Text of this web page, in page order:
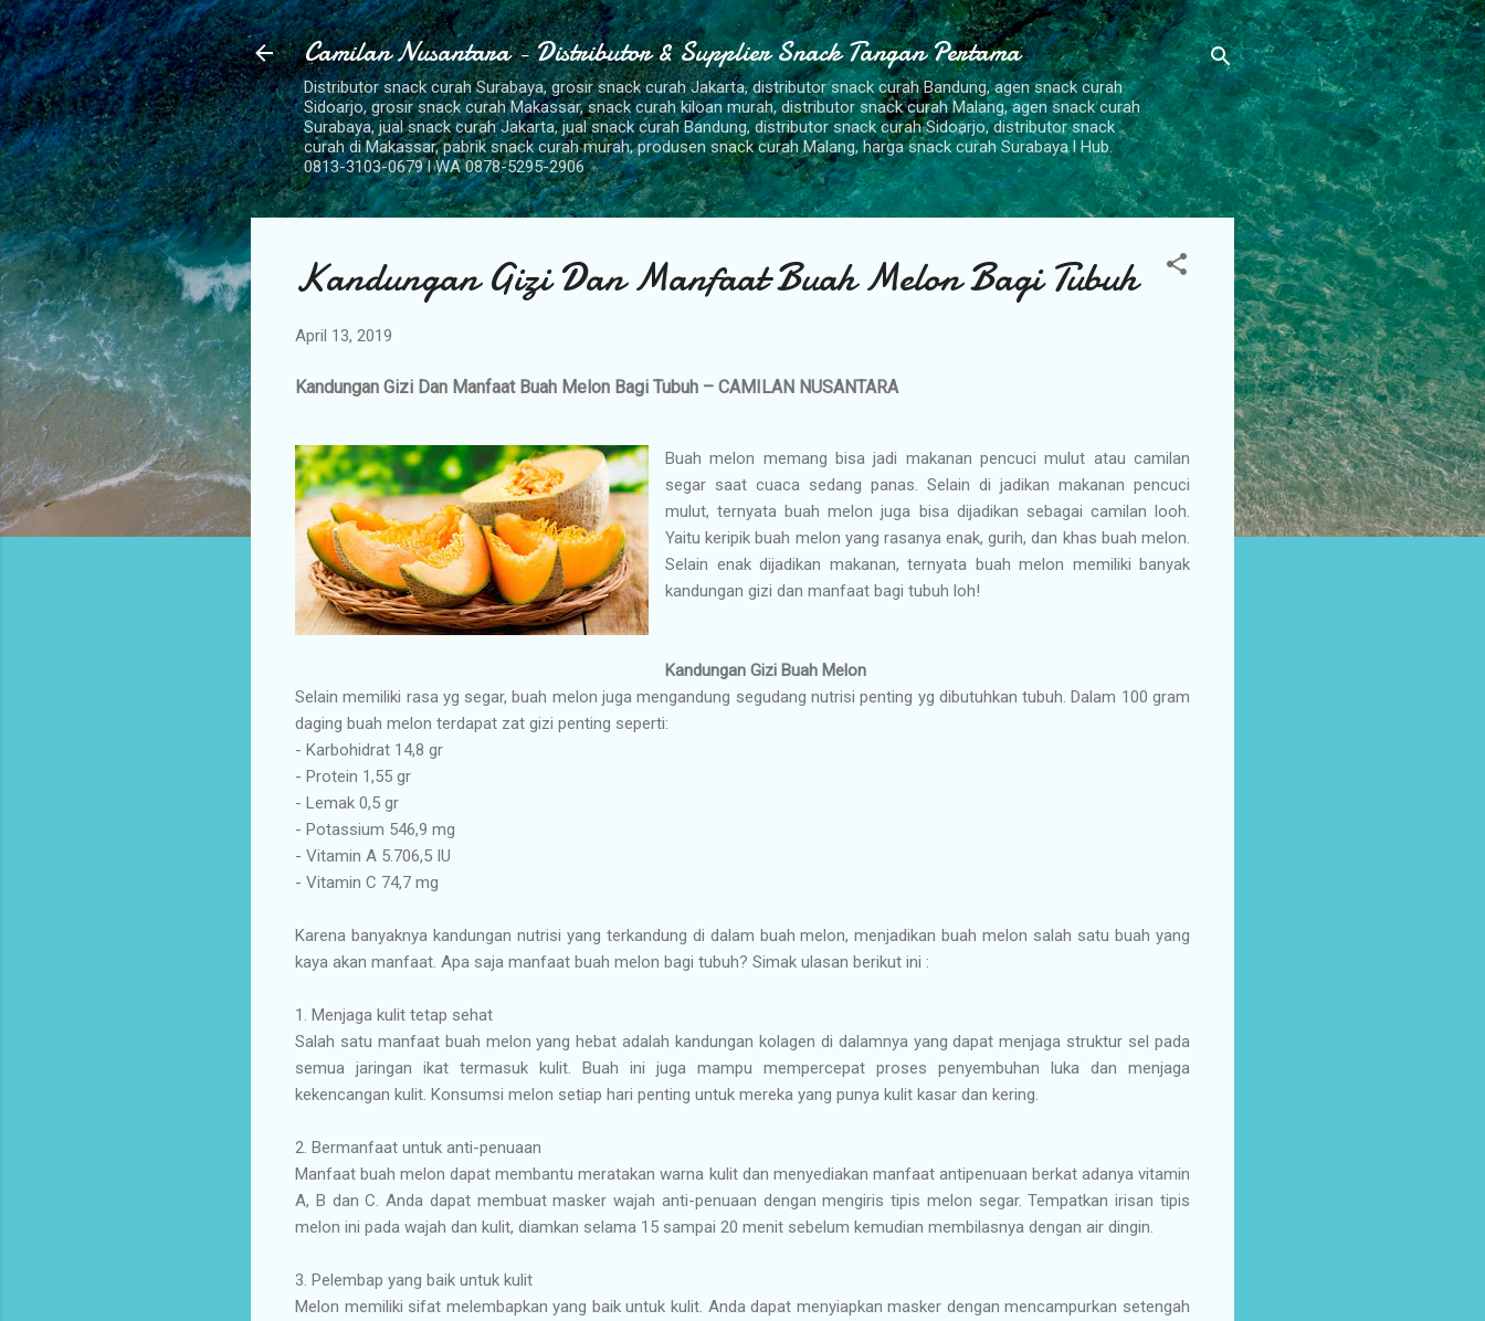
Langsung ke konten utama
Camilan Nusantara - Distributor & Supplier Snack Tangan Pertama
Distributor snack curah Surabaya, grosir snack curah Jakarta, distributor snack curah Bandung, agen snack curah
Sidoarjo, grosir snack curah Makassar, snack curah kiloan murah, distributor snack curah Malang, agen snack curah
Surabaya, jual snack curah Jakarta, jual snack curah Bandung, distributor snack curah Sidoarjo, distributor snack
curah di Makassar, pabrik snack curah murah, produsen snack curah Malang, harga snack curah Surabaya l Hub.
0813-3103-0679 l WA 0878-5295-2906
Kandungan Gizi Dan Manfaat Buah Melon Bagi Tubuh
April 13, 2019
Kandungan Gizi Dan Manfaat Buah Melon Bagi Tubuh – CAMILAN NUSANTARA
Buah melon memang bisa jadi makanan pencuci mulut atau camilan
segar saat cuaca sedang panas. Selain di jadikan makanan pencuci
mulut, ternyata buah melon juga bisa dijadikan sebagai camilan looh.
Yaitu keripik buah melon yang rasanya enak, gurih, dan khas buah melon.
Selain enak dijadikan makanan, ternyata buah melon memiliki banyak
kandungan gizi dan manfaat bagi tubuh loh!
Kandungan Gizi Buah Melon
Selain memiliki rasa yg segar, buah melon juga mengandung segudang nutrisi penting yg dibutuhkan tubuh. Dalam 100 gram
daging buah melon terdapat zat gizi penting seperti:
- Karbohidrat 14,8 gr
- Protein 1,55 gr
- Lemak 0,5 gr
- Potassium 546,9 mg
- Vitamin A 5.706,5 IU
- Vitamin C 74,7 mg
Karena banyaknya kandungan nutrisi yang terkandung di dalam buah melon, menjadikan buah melon salah satu buah yang
kaya akan manfaat. Apa saja manfaat buah melon bagi tubuh? Simak ulasan berikut ini :
1. Menjaga kulit tetap sehat
Salah satu manfaat buah melon yang hebat adalah kandungan kolagen di dalamnya yang dapat menjaga struktur sel pada
semua jaringan ikat termasuk kulit. Buah ini juga mampu mempercepat proses penyembuhan luka dan menjaga
kekencangan kulit. Konsumsi melon setiap hari penting untuk mereka yang punya kulit kasar dan kering.
2. Bermanfaat untuk anti-penuaan
Manfaat buah melon dapat membantu meratakan warna kulit dan menyediakan manfaat antipenuaan berkat adanya vitamin
A, B dan C. Anda dapat membuat masker wajah anti-penuaan dengan mengiris tipis melon segar. Tempatkan irisan tipis
melon ini pada wajah dan kulit, diamkan selama 15 sampai 20 menit sebelum kemudian membilasnya dengan air dingin.
3. Pelembap yang baik untuk kulit
Melon memiliki sifat melembapkan yang baik untuk kulit. Anda dapat menyiapkan masker dengan mencampurkan setengah